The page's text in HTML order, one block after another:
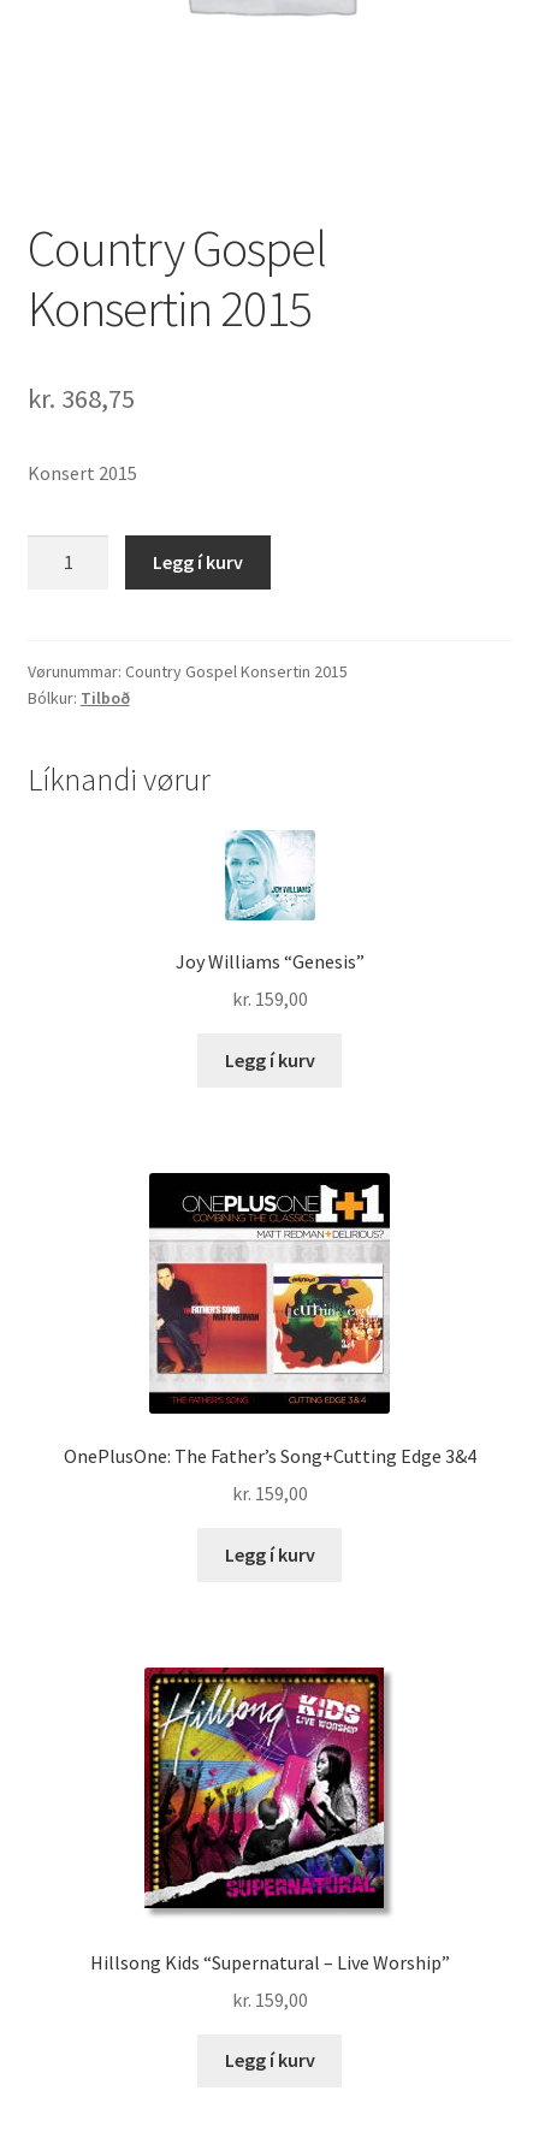
Country Gospel
Konsertin 2015
kr. 368,75
Konsert 2015
quantity
Legg í kurv
Vørunummar: Country Gospel Konsertin 2015
Bólkur: Tilboð
Líknandi vørur
Joy Williams “Genesis”
kr. 159,00
Legg í kurv
OnePlusOne: The Father’s Song+Cutting Edge 3&4
kr. 159,00
Legg í kurv
Hillsong Kids “Supernatural – Live Worship”
kr. 159,00
Legg í kurv